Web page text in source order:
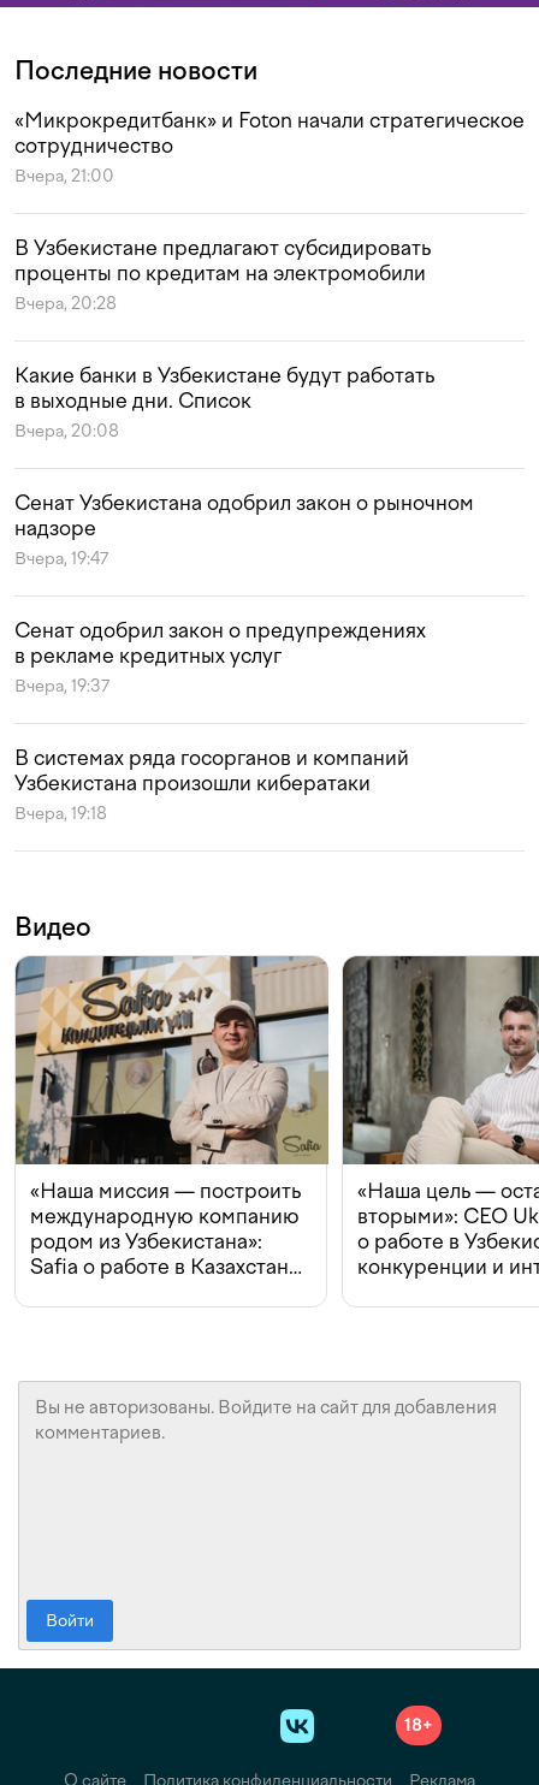
Последние новости
«Микрокредитбанк» и Foton начали стратегическое
сотрудничество
Вчера, 21:00
В Узбекистане предлагают субсидировать
проценты по кредитам на электромобили
Вчера, 20:28
Какие банки в Узбекистане будут работать
в выходные дни. Список
Вчера, 20:08
Сенат Узбекистана одобрил закон о рыночном
надзоре
Вчера, 19:47
Сенат одобрил закон о предупреждениях
в рекламе кредитных услуг
Вчера, 19:37
В системах ряда госорганов и компаний
Узбекистана произошли кибератаки
Вчера, 19:18
Видео
«Наша миссия — построить
международную компанию
родом из Узбекистана»:
Safia о работе в Казахстане,
«Наша цель —
вторыми»: CEO
о работе в
конкуренции и
Войти
18+